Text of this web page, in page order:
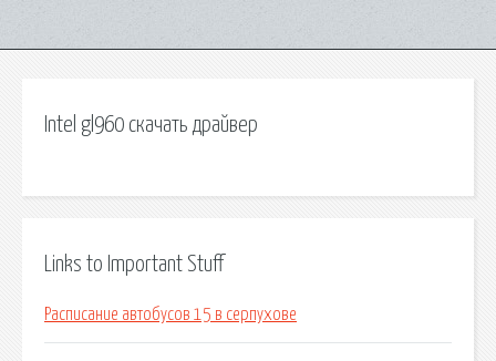
Intel gl960 скачать драйвер
Links to Important Stuff
Расписание автобусов 15 в серпухове